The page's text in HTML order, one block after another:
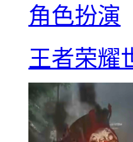
角色扮演
王者荣耀